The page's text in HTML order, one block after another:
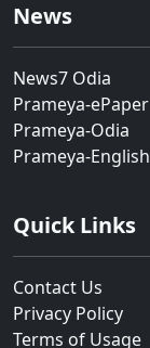
News
News7 Odia
Prameya-ePaper
Prameya-Odia
Prameya-English
Quick Links
Contact Us
Privacy Policy
Terms of Usage